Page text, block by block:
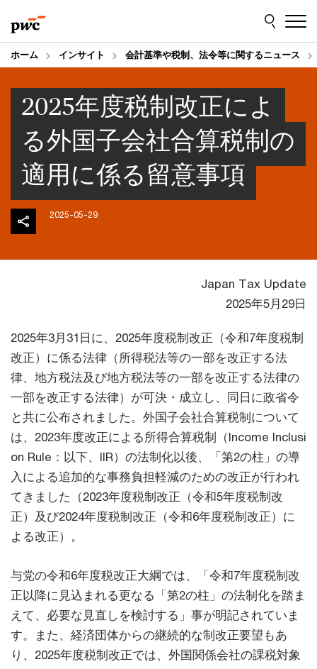
to
content
to
footer
ホーム インサイト 会計基準や税制、法令等に関するニュース
2025年度税制改正によ
る外国子会社合算税制の
適用に係る留意事項
2025-05-29
Japan Tax Update
2025年5月29日
2025年3月31日に、2025年度税制改正（令和7年度税制
改正）に係る法律（所得税法等の一部を改正する法
律、地方税法及び地方税法等の一部を改正する法律の
一部を改正する法律）が可決・成立し、同日に政省令
と共に公布されました。外国子会社合算税制について
は、2023年度改正による所得合算税制（Income Inclusi
on Rule：以下、IIR）の法制化以後、「第2の柱」の導
入による追加的な事務負担軽減のための改正が行われ
てきました（2023年度税制改正（令和5年度税制改
正）及び2024年度税制改正（令和6年度税制改正）に
よる改正）。
与党の令和6年度税改正大綱では、「令和7年度税制改
正以降に見込まれる更なる「第2の柱」の法制化を踏ま
えて、必要な見直しを検討する」事が明記されていま
す。また、経済団体からの継続的な制改正要望もあ
り、2025年度税制改正では、外国関係会社の課税対象